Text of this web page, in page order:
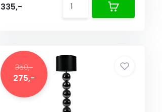
335,-
350,-
275,-